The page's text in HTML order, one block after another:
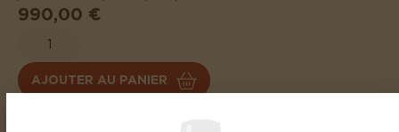
990,00 €
AJOUTER AU PANIER